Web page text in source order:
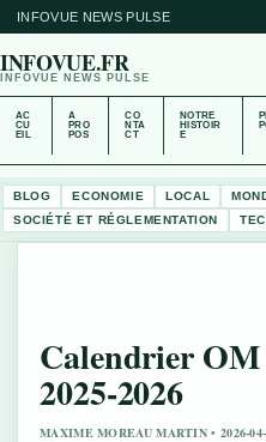
INFOVUE NEWS PULSE
INFOVUE.FR
INFOVUE NEWS PULSE
AC
CU
EIL
A
PRO
POS
CO
NTA
CT
NOTRE
HISTOIR
E
BLOG ECONOMIE LOCAL
SOCIÉTÉ ET RÉGLEMENTATION
Calendrier
2025-2026
MAXIME MOREAU MARTIN • 2026-